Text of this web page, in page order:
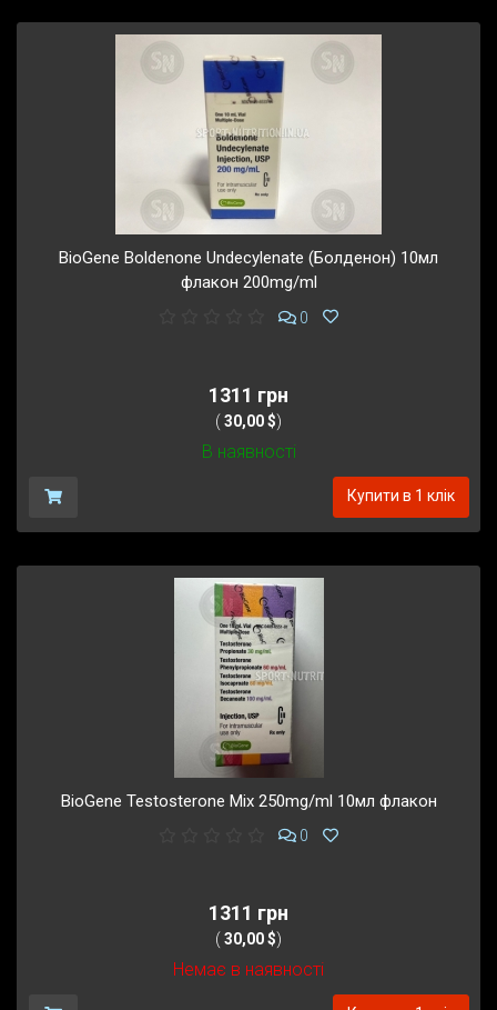
BioGene Boldenone Undecylenate (Болденон) 10мл
флакон 200mg/ml
0
1311 грн
(30,00 $)
В наявності
Купити в 1 клік
BioGene Testosterone Mix 250mg/ml 10мл флакон
0
1311 грн
( 30,00 $)
Немає в наявності